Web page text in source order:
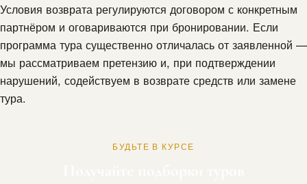
Условия возврата регулируются договором с конкретным
партнёром и оговариваются при бронировании. Если
программа тура существенно отличалась от заявленной —
мы рассматриваем претензию и, при подтверждении
нарушений, содействуем в возврате средств или замене
тура.
БУДЬТЕ В КУРСЕ